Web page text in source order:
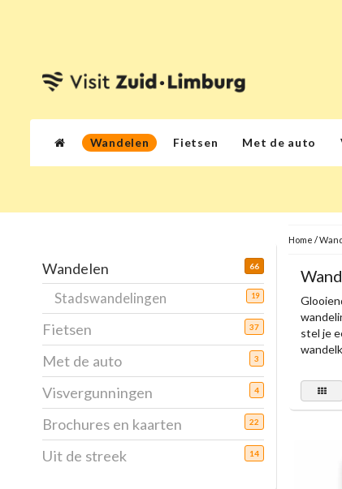
Wandelen Fietsen Met de auto
Wandelen 66
Stadswandelingen 19
Fietsen 37
Met de auto 3
Visvergunningen 4
Brochures en kaarten 22
Uit de streek 14
Home /
stel je